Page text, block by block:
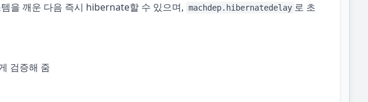
을 깨운 다음 즉시 hibernate할 수 있으며, machdep.hibernatedelay 로 초
검증해 줌